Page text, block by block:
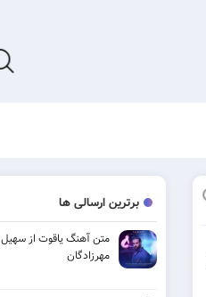
برترین ارسالی ها
متن آهنگ یاقوت از سهیل
مهرزادگان